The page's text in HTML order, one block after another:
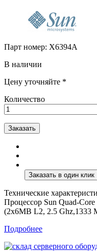
Парт номер: X6394A
В наличии
Цену уточняйте *
Количество
Заказать
Технические
Процессор Sun Quad-
(2x6MB L2, 2.5 Ghz,1333
Подробнее